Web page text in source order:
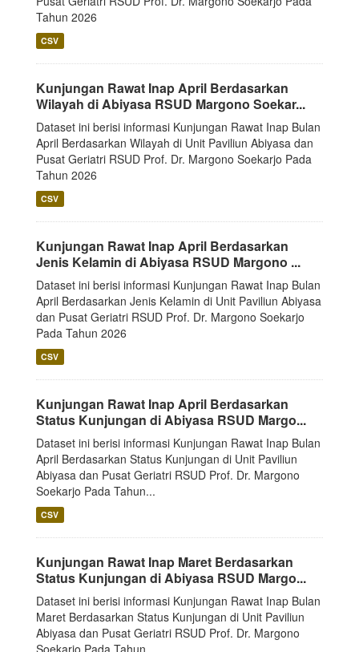
Tahun 2026
CSV
Kunjungan Rawat Inap April Berdasarkan
Wilayah di Abiyasa RSUD Margono Soekar...
Dataset ini berisi informasi Kunjungan Rawat Inap Bulan
April Berdasarkan Wilayah di Unit Paviliun Abiyasa dan
Pusat Geriatri RSUD Prof. Dr. Margono Soekarjo Pada
Tahun 2026
CSV
Kunjungan Rawat Inap April Berdasarkan
Jenis Kelamin di Abiyasa RSUD Margono ...
Dataset ini berisi informasi Kunjungan Rawat Inap Bulan
April Berdasarkan Jenis Kelamin di Unit Paviliun Abiyasa
dan Pusat Geriatri RSUD Prof. Dr. Margono Soekarjo
Pada Tahun 2026
CSV
Kunjungan Rawat Inap April Berdasarkan
Status Kunjungan di Abiyasa RSUD Margo...
Dataset ini berisi informasi Kunjungan Rawat Inap Bulan
April Berdasarkan Status Kunjungan di Unit Paviliun
Abiyasa dan Pusat Geriatri RSUD Prof. Dr. Margono
Soekarjo Pada Tahun...
CSV
Kunjungan Rawat Inap Maret Berdasarkan
Status Kunjungan di Abiyasa RSUD Margo...
Dataset ini berisi informasi Kunjungan Rawat Inap Bulan
Maret Berdasarkan Status Kunjungan di Unit Paviliun
Abiyasa dan Pusat Geriatri RSUD Prof. Dr. Margono
Soekarjo Pada Tahun...